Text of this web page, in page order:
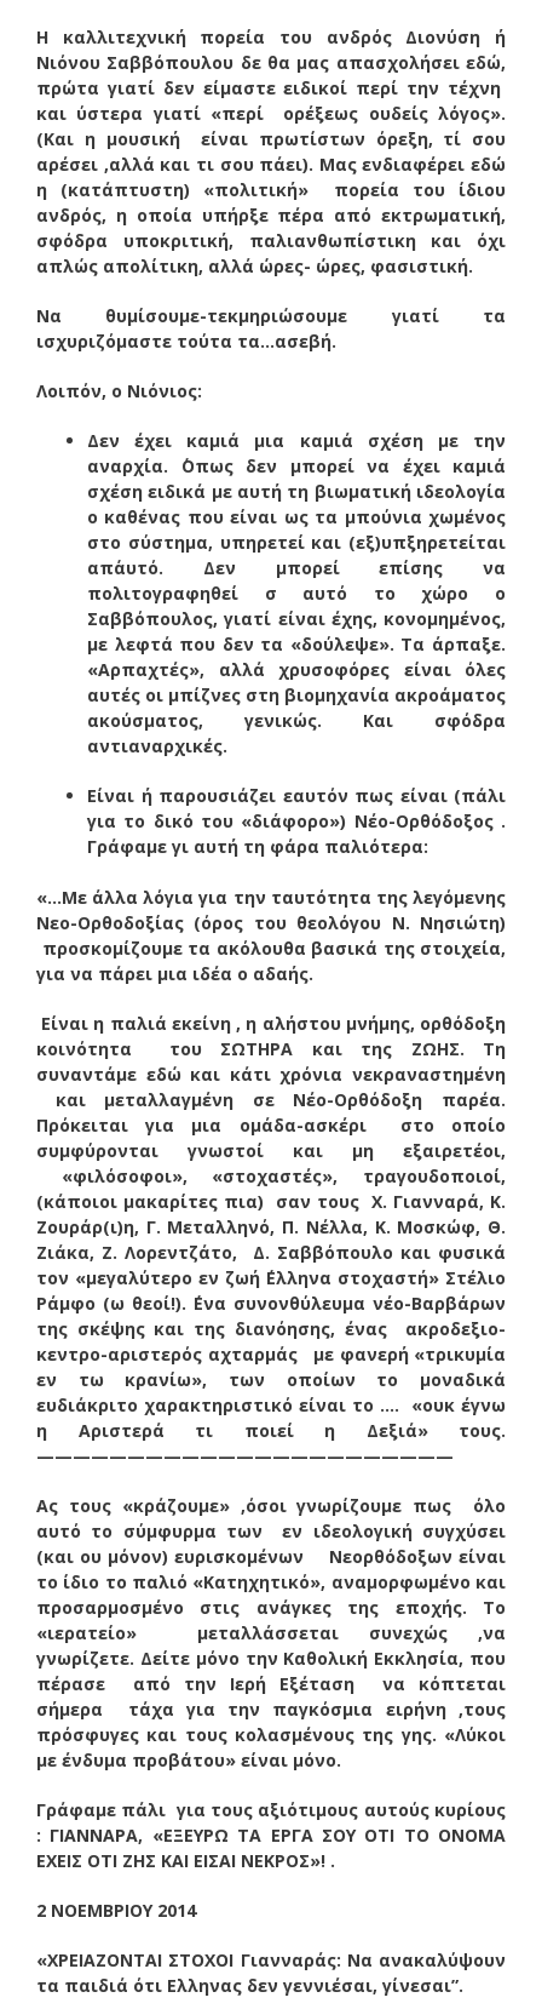
Η καλλιτεχνική πορεία του ανδρός Διονύση ή
Νιόνου Σαββόπουλου δε θα μας απασχολήσει εδώ,
πρώτα γιατί δεν είμαστε ειδικοί περί την τέχνη
και ύστερα γιατί «περί ορέξεως ουδείς λόγος».
(Και η μουσική είναι πρωτίστων όρεξη, τί σου
αρέσει ,αλλά και τι σου πάει). Μας ενδιαφέρει εδώ
η (κατάπτυστη) «πολιτική» πορεία του ίδιου
ανδρός, η οποία υπήρξε πέρα από εκτρωματική,
σφόδρα υποκριτική, παλιανθωπίστικη και όχι
απλώς απολίτικη, αλλά ώρες- ώρες, φασιστική.
Να θυμίσουμε-τεκμηριώσουμε γιατί τα
ισχυριζόμαστε τούτα τα…ασεβή.
Λοιπόν, ο Νιόνιος:
Δεν έχει καμιά μια καμιά σχέση με την
αναρχία. ΄Οπως δεν μπορεί να έχει καμιά
σχέση ειδικά με αυτή τη βιωματική ιδεολογία
ο καθένας που είναι ως τα μπούνια χωμένος
στο σύστημα, υπηρετεί και (εξ)υπξηρετείται
απ΄αυτό. Δεν μπορεί επίσης να
πολιτογραφηθεί σ αυτό το χώρο ο
Σαββόπουλος, γιατί είναι έχης, κονομημένος,
με λεφτά που δεν τα «δούλεψε». Τα άρπαξε.
«Αρπαχτές», αλλά χρυσοφόρες είναι όλες
αυτές οι μπίζνες στη βιομηχανία ακροάματος
ακούσματος, γενικώς. Και σφόδρα
αντιαναρχικές.
Είναι ή παρουσιάζει εαυτόν πως είναι (πάλι
για το δικό του «διάφορο») Νέο-Ορθόδοξος .
Γράφαμε γι αυτή τη φάρα παλιότερα:
«…Με άλλα λόγια για την ταυτότητα της λεγόμενης
Νεο-Ορθοδοξίας (όρος του θεολόγου Ν. Νησιώτη)
προσκομίζουμε τα ακόλουθα βασικά της στοιχεία,
για να πάρει μια ιδέα ο αδαής.
Είναι η παλιά εκείνη , η αλήστου μνήμης, ορθόδοξη
κοινότητα του ΣΩΤΗΡΑ και της ΖΩΗΣ. Τη
συναντάμε εδώ και κάτι χρόνια νεκραναστημένη
και μεταλλαγμένη σε Νέο-Ορθόδοξη παρέα.
Πρόκειται για μια ομάδα-ασκέρι στο οποίο
συμφύρονται γνωστοί και μη εξαιρετέοι,
«φιλόσοφοι», «στοχαστές», τραγουδοποιοί,
(κάποιοι μακαρίτες πια) σαν τους Χ. Γιανναρά, Κ.
Ζουράρ(ι)η, Γ. Μεταλληνό, Π. Νέλλα, Κ. Μοσκώφ, Θ.
Ζιάκα, Ζ. Λορεντζάτο, Δ. Σαββόπουλο και φυσικά
τον «μεγαλύτερο εν ζωή ΄Ελληνα στοχαστή» Στέλιο
Ράμφο (ω θεοί!). ΄Ενα συνονθύλευμα νέο-Βαρβάρων
της σκέψης και της διανόησης, ένας ακροδεξιο-
κεντρο-αριστερός αχταρμάς με φανερή «τρικυμία
εν τω κρανίω», των οποίων το μοναδικά
ευδιάκριτο χαρακτηριστικό είναι το …. «ουκ έγνω
η Αριστερά τι ποιεί η Δεξιά» τους.
———————————————————————
Ας τους «κράζουμε» ,όσοι γνωρίζουμε πως όλο
αυτό το σύμφυρμα των εν ιδεολογική συγχύσει
(και ου μόνον) ευρισκομένων Νεορθόδοξων είναι
το ίδιο το παλιό «Κατηχητικό», αναμορφωμένο και
προσαρμοσμένο στις ανάγκες της εποχής. Το
«ιερατείο» μεταλλάσσεται συνεχώς ,να
γνωρίζετε. Δείτε μόνο την Καθολική Εκκλησία, που
πέρασε από την Ιερή Εξέταση να κόπτεται
σήμερα τάχα για την παγκόσμια ειρήνη ,τους
πρόσφυγες και τους κολασμένους της γης. «Λύκοι
με ένδυμα προβάτου» είναι μόνο.
Γράφαμε πάλι για τους αξιότιμους αυτούς κυρίους
: ΓΙΑΝΝΑΡΑ, «ΕΞΕΥΡΩ ΤΑ ΕΡΓΑ ΣΟΥ ΟΤΙ ΤΟ ΟΝΟΜΑ
ΕΧΕΙΣ ΟΤΙ ΖΗΣ ΚΑΙ ΕΙΣΑΙ ΝΕΚΡΟΣ»! .
2 ΝΟΕΜΒΡΙΟΥ 2014
«ΧΡΕΙΑΖΟΝΤΑΙ ΣΤΟΧΟΙ Γιανναράς: Να ανακαλύψουν
τα παιδιά ότι Ελληνας δεν γεννιέσαι, γίνεσαι”.